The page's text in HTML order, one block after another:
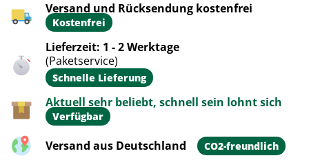
Versand und Rücksendung kostenfrei
Kostenfrei
Lieferzeit: 1 - 2 Werktage
(Paketservice)
Schnelle Lieferung
Aktuell sehr beliebt, schnell sein lohnt sich
Verfügbar
Versand aus Deutschland CO2-freundlich